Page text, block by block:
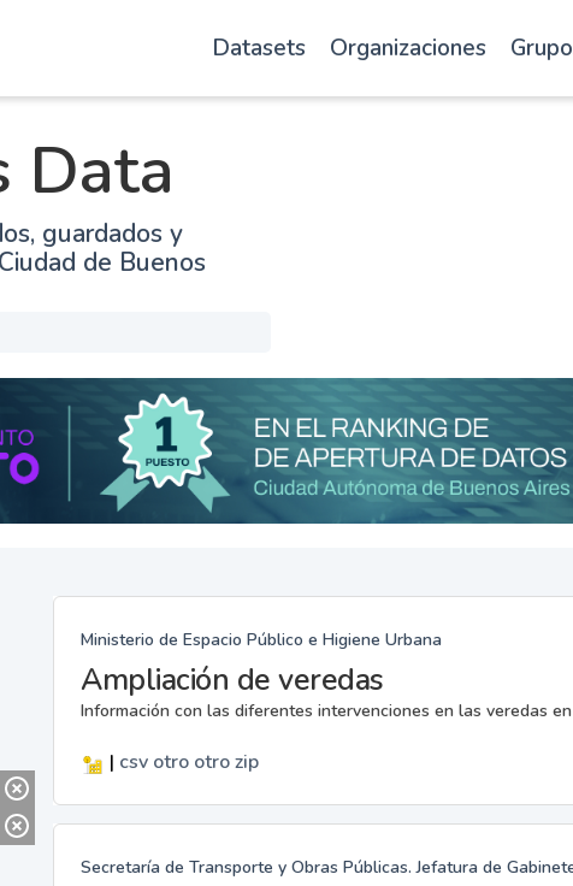
Datasets Organizaciones
Data
guardados y
de Buenos
Ministerio de Espacio Público e Higiene Urbana
Ampliación de veredas
Información con las diferentes intervenciones en las veredas
| csv otro otrozip
Secretaría de Transporte y Obras Públicas. Jefatura de